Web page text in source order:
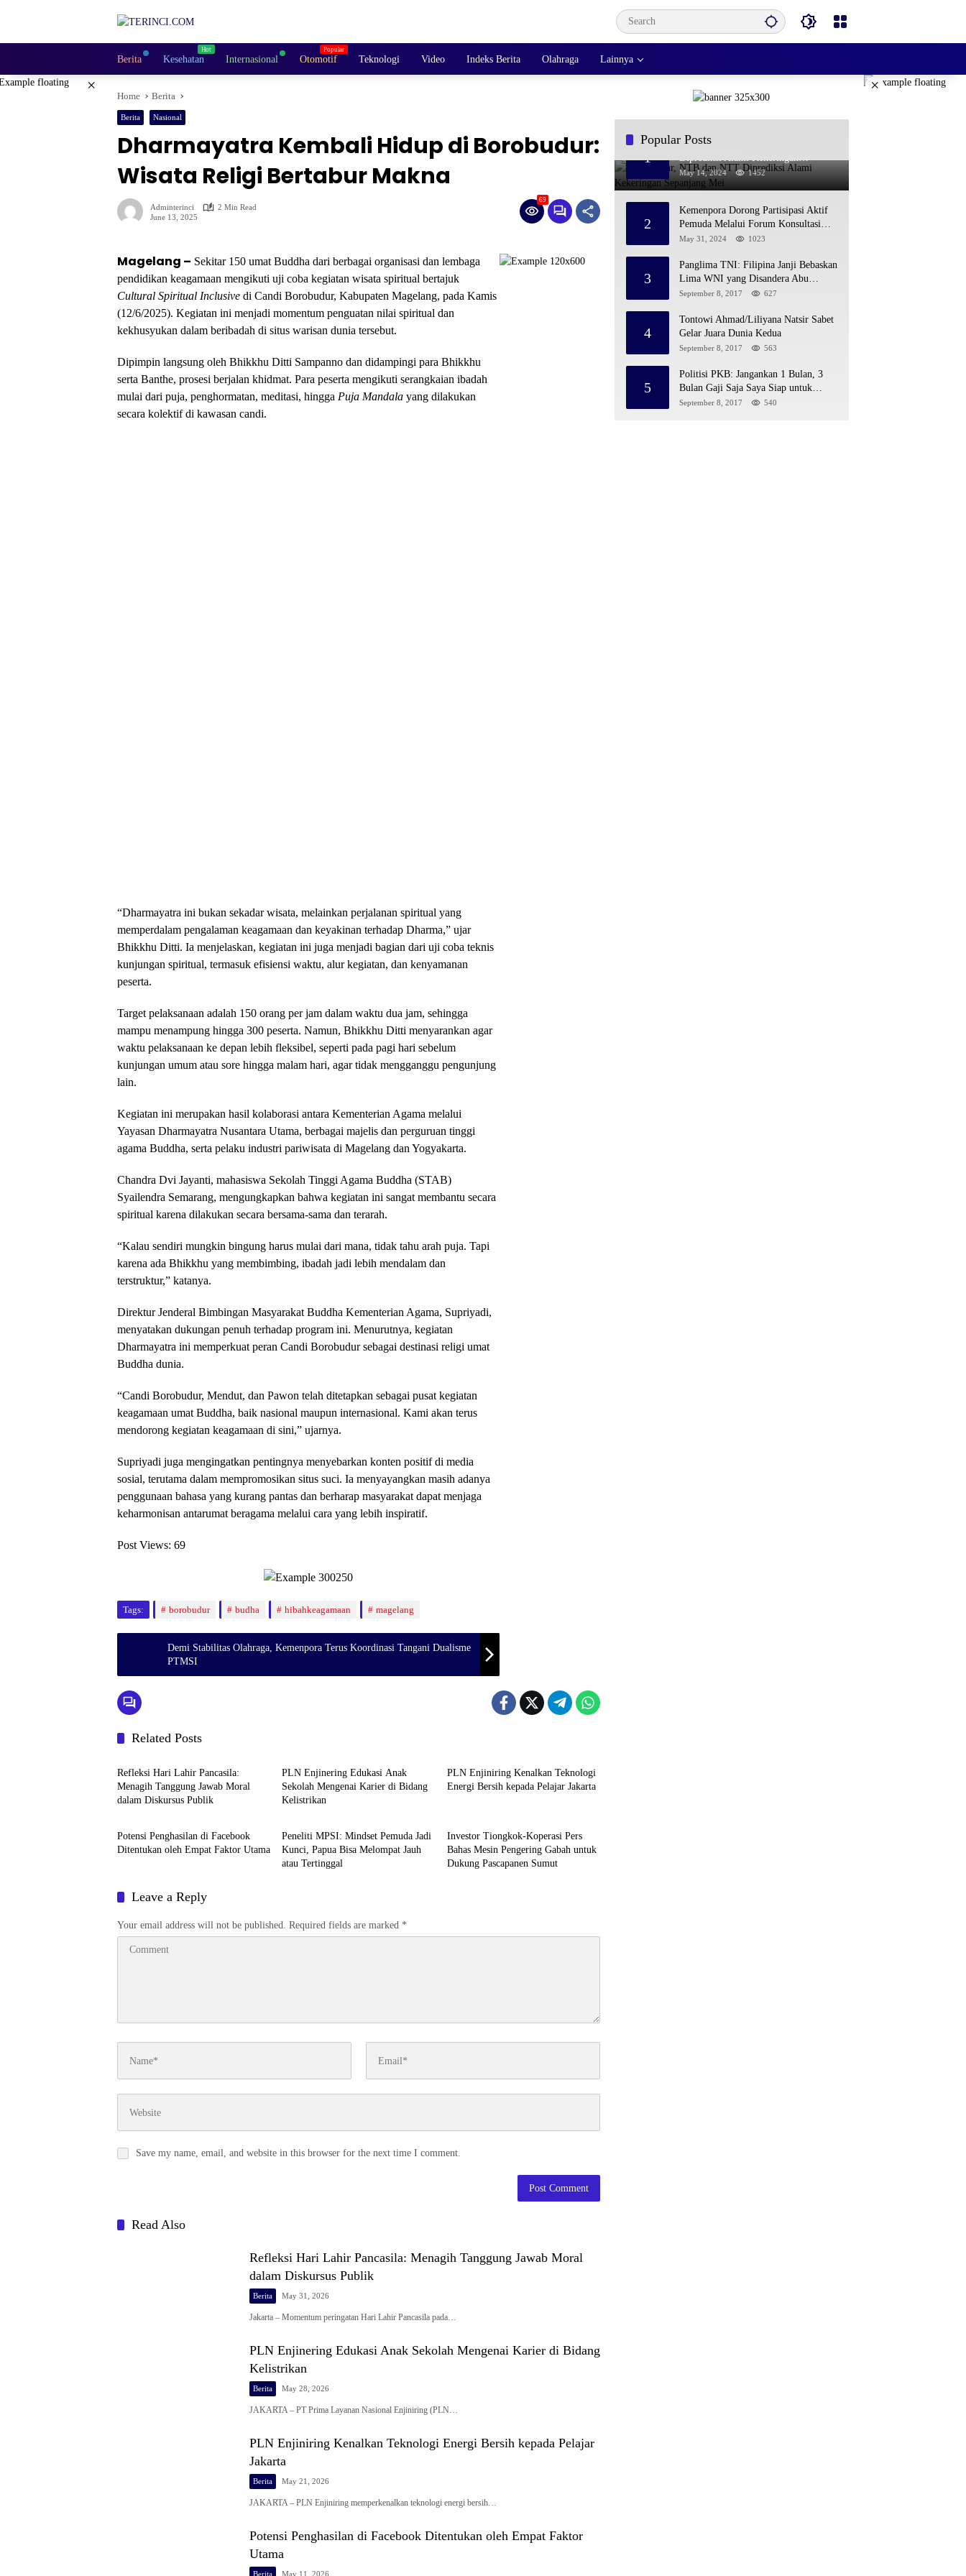
Berita Kesehatan Internasional Otomotif Teknologi Video Indeks Berita Olahraga Lainnya
× ×
Home Berita
Berita Nasional
Dharmayatra Kembali Hidup di Borobudur:
Wisata Religi Bertabur Makna
Adminterinci
2 Min Read
June 13, 2025
69
Magelang – Sekitar 150 umat Buddha dari berbagai organisasi dan lembaga
pendidikan keagamaan mengikuti uji coba kegiatan wisata spiritual bertajuk
Cultural Spiritual Inclusive di Candi Borobudur, Kabupaten Magelang, pada Kamis
(12/6/2025). Kegiatan ini menjadi momentum penguatan nilai spiritual dan
kekhusyukan dalam beribadah di situs warisan dunia tersebut.
Dipimpin langsung oleh Bhikkhu Ditti Sampanno dan didampingi para Bhikkhu
serta Banthe, prosesi berjalan khidmat. Para peserta mengikuti serangkaian ibadah
mulai dari puja, penghormatan, meditasi, hingga Puja Mandala yang dilakukan
secara kolektif di kawasan candi.
“Dharmayatra ini bukan sekadar wisata, melainkan perjalanan spiritual yang
memperdalam pengalaman keagamaan dan keyakinan terhadap Dharma,” ujar
Bhikkhu Ditti. Ia menjelaskan, kegiatan ini juga menjadi bagian dari uji coba teknis
kunjungan spiritual, termasuk efisiensi waktu, alur kegiatan, dan kenyamanan
peserta.
Target pelaksanaan adalah 150 orang per jam dalam waktu dua jam, sehingga
mampu menampung hingga 300 peserta. Namun, Bhikkhu Ditti menyarankan agar
waktu pelaksanaan ke depan lebih fleksibel, seperti pada pagi hari sebelum
kunjungan umum atau sore hingga malam hari, agar tidak mengganggu pengunjung
lain.
Kegiatan ini merupakan hasil kolaborasi antara Kementerian Agama melalui
Yayasan Dharmayatra Nusantara Utama, berbagai majelis dan perguruan tinggi
agama Buddha, serta pelaku industri pariwisata di Magelang dan Yogyakarta.
Chandra Dvi Jayanti, mahasiswa Sekolah Tinggi Agama Buddha (STAB)
Syailendra Semarang, mengungkapkan bahwa kegiatan ini sangat membantu secara
spiritual karena dilakukan secara bersama-sama dan terarah.
“Kalau sendiri mungkin bingung harus mulai dari mana, tidak tahu arah puja. Tapi
karena ada Bhikkhu yang membimbing, ibadah jadi lebih mendalam dan
terstruktur,” katanya.
Direktur Jenderal Bimbingan Masyarakat Buddha Kementerian Agama, Supriyadi,
menyatakan dukungan penuh terhadap program ini. Menurutnya, kegiatan
Dharmayatra ini memperkuat peran Candi Borobudur sebagai destinasi religi umat
Buddha dunia.
“Candi Borobudur, Mendut, dan Pawon telah ditetapkan sebagai pusat kegiatan
keagamaan umat Buddha, baik nasional maupun internasional. Kami akan terus
mendorong kegiatan keagamaan di sini,” ujarnya.
Supriyadi juga mengingatkan pentingnya menyebarkan konten positif di media
sosial, terutama dalam mempromosikan situs suci. Ia menyayangkan masih adanya
penggunaan bahasa yang kurang pantas dan berharap masyarakat dapat menjaga
keharmonisan antarumat beragama melalui cara yang lebih inspiratif.
Post Views: 69
Tags: borobudur budha hibahkeagamaan magelang
Demi Stabilitas Olahraga, Kemenpora Terus Koordinasi Tangani Dualisme
PTMSI
Related Posts
Berita
Refleksi Hari Lahir Pancasila:
Menagih Tanggung Jawab Moral
dalam Diskursus Publik
PLN Enjinering Edukasi Anak
Sekolah Mengenai Karier di Bidang
Kelistrikan
PLN Enjiniring Kenalkan Teknologi
Energi Bersih kepada Pelajar Jakarta
Potensi Penghasilan di Facebook
Ditentukan oleh Empat Faktor Utama
Peneliti MPSI: Mindset Pemuda Jadi
Kunci, Papua Bisa Melompat Jauh
atau Tertinggal
Investor Tiongkok-Koperasi Pers
Bahas Mesin Pengering Gabah untuk
Dukung Pascapanen Sumut
Leave a Reply
Your email address will not be published. Required fields are marked *
Save my name, email, and website in this browser for the next time I comment.
Read Also
Refleksi Hari Lahir Pancasila: Menagih Tanggung Jawab Moral
dalam Diskursus Publik
Berita May 31, 2026
Jakarta – Momentum peringatan Hari Lahir Pancasila pada…
PLN Enjinering Edukasi Anak Sekolah Mengenai Karier di Bidang
Kelistrikan
Berita May 28, 2026
JAKARTA – PT Prima Layanan Nasional Enjiniring (PLN…
PLN Enjiniring Kenalkan Teknologi Energi Bersih kepada Pelajar
Jakarta
Berita May 21, 2026
JAKARTA – PLN Enjiniring memperkenalkan teknologi energi bersih…
Potensi Penghasilan di Facebook Ditentukan oleh Empat Faktor
Utama
Berita May 11, 2026
Popular Posts
1
Jawa Timur, NTB dan NTT
Diprediksi Alami Kekeringan
Sepanjang Mei
May 14, 2024 1452
2
Kemenpora Dorong Partisipasi Aktif
Pemuda Melalui Forum Konsultasi
Publik
May 31, 2024 1023
3
Panglima TNI: Filipina Janji Bebaskan
Lima WNI yang Disandera Abu
Sayyaf
September 8, 2017 627
4
Tontowi Ahmad/Liliyana Natsir Sabet
Gelar Juara Dunia Kedua
September 8, 2017 563
5
Politisi PKB: Jangankan 1 Bulan, 3
Bulan Gaji Saja Saya Siap untuk
Rohingya
September 8, 2017 540